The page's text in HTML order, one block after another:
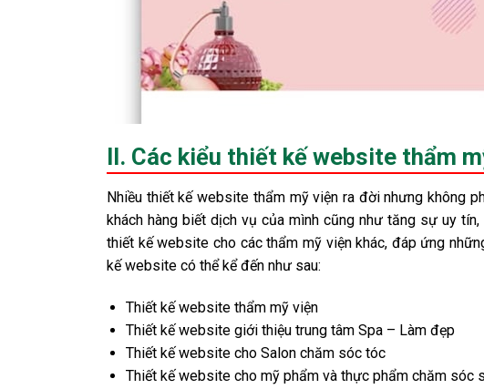
II. Các kiểu thiết kế website thẩm
Nhiều thiết kế website thẩm mỹ viện ra đời nhưng không
khách hàng biết dịch vụ của mình cũng như tăng sự uy
thiết kế website cho các thẩm mỹ viện khác, đáp ứng
kế website có thể kể đến như sau:
Thiết kế website thẩm mỹ viện
Thiết kế website giới thiệu trung tâm Spa – Làm đẹp
Thiết kế website cho Salon chăm sóc tóc
Thiết kế website cho mỹ phẩm và thực phẩm chăm sóc